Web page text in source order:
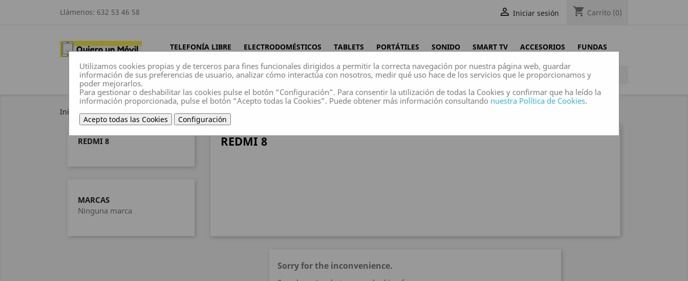
Llámenos: 632 53 46 58  Iniciar sesión shopping_cart Carrito (0)
TELEFONÍA LIBRE ELECTRODOMÉSTICOS TABLETS PORTÁTILES SONIDO SMART TV ACCESORIOS FUNDAS
Inicio Fundas Xiaomi Redmi 8
REDMI 8
MARCAS
Ninguna marca
REDMI 8
Sorry for the inconvenience.
Utilizamos cookies propias y de terceros para fines funcionales dirigidos a permitir la correcta navegación por nuestra página web, guardar
información de sus preferencias de usuario, analizar cómo interactúa con nosotros, medir qué uso hace de los servicios que le proporcionamos y
poder mejorarlos.
Para gestionar o deshabilitar las cookies pulse el botón “Configuración”. Para consentir la utilización de todas la Cookies y confirmar que ha leído la
información proporcionada, pulse el botón “Acepto todas la Cookies”. Puede obtener más información consultando nuestra Política de Cookies.
Acepto todas las Cookies Configuración